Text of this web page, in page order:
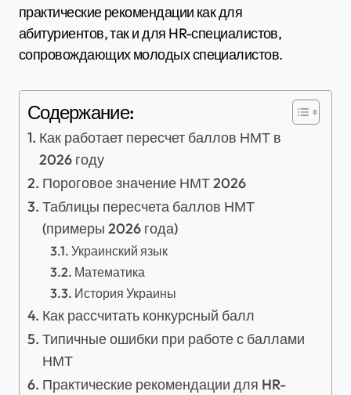
практические рекомендации как для
абитуриентов, так и для HR-специалистов,
сопровождающих молодых специалистов.
Содержание:
Как работает пересчет баллов НМТ в
2026 году
Пороговое значение НМТ 2026
Таблицы пересчета баллов НМТ
(примеры 2026 года)
Украинский язык
Математика
История Украины
Как рассчитать конкурсный балл
Типичные ошибки при работе с баллами
НМТ
Практические рекомендации для HR-